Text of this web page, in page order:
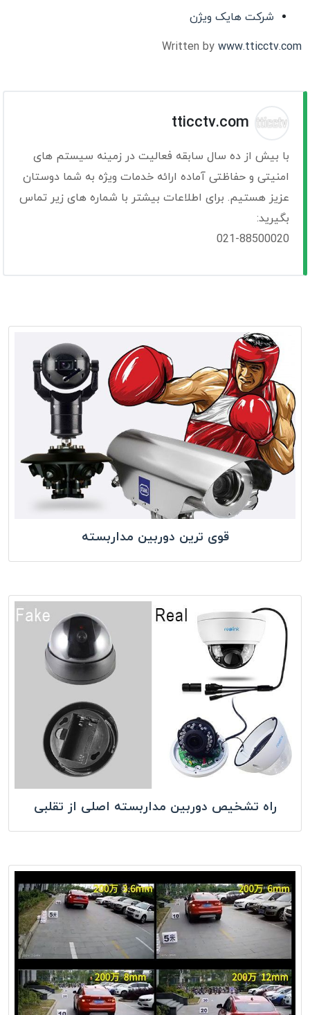
شرکت هایک ویژن
Written by www.tticctv.com
tticctv.com
با بیش از ده سال سابقه فعالیت در زمینه سیستم های
امنیتی و حفاظتی آماده ارائه خدمات ویژه به شما دوستان
عزیز هستیم. برای اطلاعات بیشتر با شماره های زیر تماس
بگیرید:
021-88500020
قوی ترین دوربین مداربسته
راه تشخیص دوربین مداربسته اصلی از تقلبی